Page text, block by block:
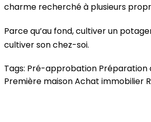
charme recherché à plusieurs
Parce qu’au fond, cultiver un
cultiver son chez-soi.
Tags: Pré-approbation Préparation
Première maisonAchat immobilier